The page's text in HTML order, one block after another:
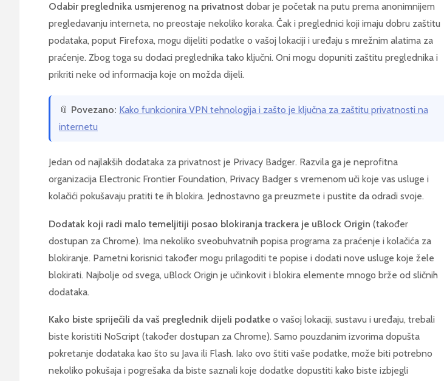
Odabir preglednika usmjerenog na privatnost dobar je početak na putu prema anonimnijem
pregledavanju interneta, no preostaje nekoliko koraka. Čak i preglednici koji imaju dobru zaštitu
podataka, poput Firefoxa, mogu dijeliti podatke o vašoj lokaciji i uređaju s mrežnim alatima za
praćenje. Zbog toga su dodaci preglednika tako ključni. Oni mogu dopuniti zaštitu preglednika i
prikriti neke od informacija koje on možda dijeli.
📎 Povezano: Kako funkcionira VPN tehnologija i zašto je ključna za zaštitu privatnosti na
internetu
Jedan od najlakših dodataka za privatnost je Privacy Badger. Razvila ga je neprofitna
organizacija Electronic Frontier Foundation, Privacy Badger s vremenom uči koje vas usluge i
kolačići pokušavaju pratiti te ih blokira. Jednostavno ga preuzmete i pustite da odradi svoje.
Dodatak koji radi malo temeljitiji posao blokiranja trackera je uBlock Origin (također
dostupan za Chrome). Ima nekoliko sveobuhvatnih popisa programa za praćenje i kolačića za
blokiranje. Pametni korisnici također mogu prilagoditi te popise i dodati nove usluge koje žele
blokirati. Najbolje od svega, uBlock Origin je učinkovit i blokira elemente mnogo brže od sličnih
dodataka.
Kako biste spriječili da vaš preglednik dijeli podatke o vašoj lokaciji, sustavu i uređaju, trebali
biste koristiti NoScript (također dostupan za Chrome). Samo pouzdanim izvorima dopušta
pokretanje dodataka kao što su Java ili Flash. Iako ovo štiti vaše podatke, može biti potrebno
nekoliko pokušaja i pogrešaka da biste saznali koje dodatke dopustiti kako biste izbjegli